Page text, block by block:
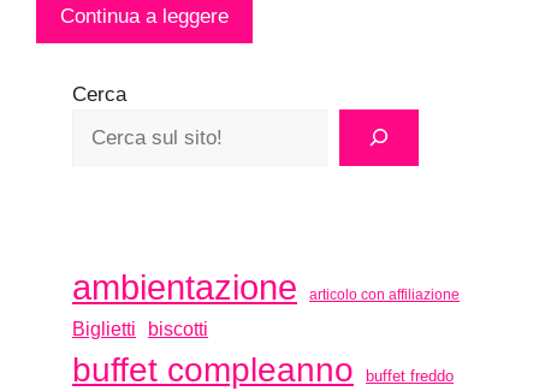
Continua a leggere
Cerca
ambientazione articolo con affiliazione
Biglietti biscotti
buffet compleanno buffet freddo